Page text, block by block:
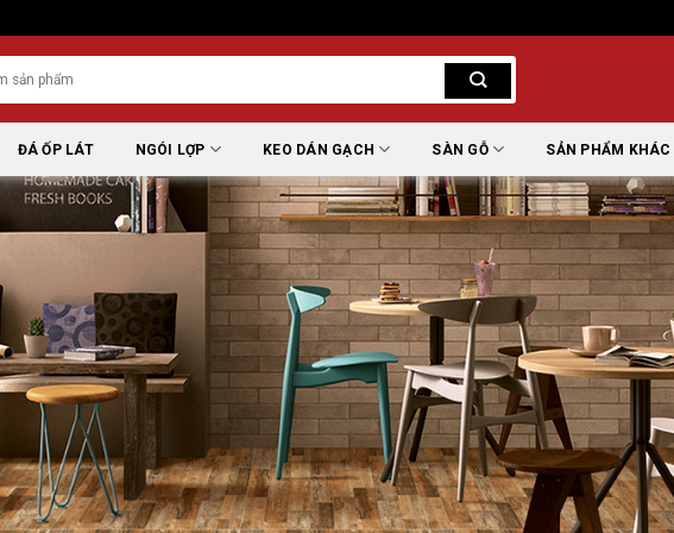
ĐÁ ỐP LÁT NGÓI LỢP KEO DÁN GẠCH SÀN GỖ SẢN PHẨM KHÁC